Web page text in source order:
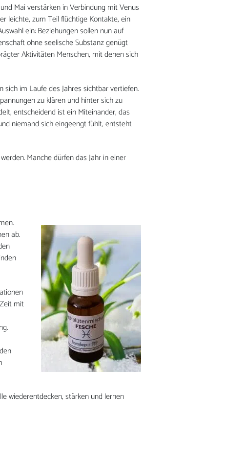
Mai verstärken in Verbindung mit Venus
leichte, zum Teil flüchtige Kontakte, ein
ein: Beziehungen sollen nun auf
ohne seelische Substanz genügt
Aktivitäten Menschen, mit denen sich
im Laufe des Jahres sichtbar vertiefen.
zu klären und hinter sich zu
entscheidend ist ein Miteinander, das
niemand sich eingeengt fühlt, entsteht
Manche dürfen das Jahr in einer
ab.
mit
wiederentdecken, stärken und lernen